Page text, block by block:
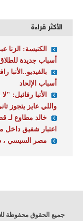
الأكثر قراءة
الكنيسة: الزنا
أسباب جديدة
بالفيديو..الأنبا
أسباب الإلحاد
الأنبا رفائيل:
واللي عايز يتجوز
خالد مطاوع لـ
اعتبار شفيق داخل
مصر السيسي ،
جميع الحقوق محفوظة